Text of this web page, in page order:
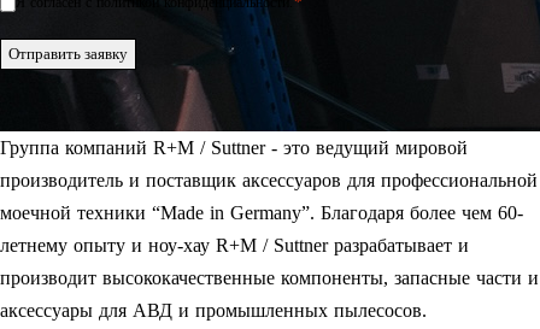
Einwilligung
Отправить заявку
Группа компаний R+M / Suttner - это ведущий мировой
производитель и поставщик аксессуаров для профессиональной
моечной техники “Made in Germany”. Благодаря более чем 60-
летнему опыту и ноу-хау R+M / Suttner разрабатывает и
производит высококачественные компоненты, запасные части и
аксессуары для АВД и промышленных пылесосов.